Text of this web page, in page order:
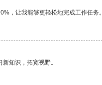
，让我能够更轻松地完成工作任务。
知识，拓宽视野。